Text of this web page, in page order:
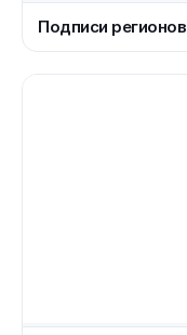
Подписи регионов